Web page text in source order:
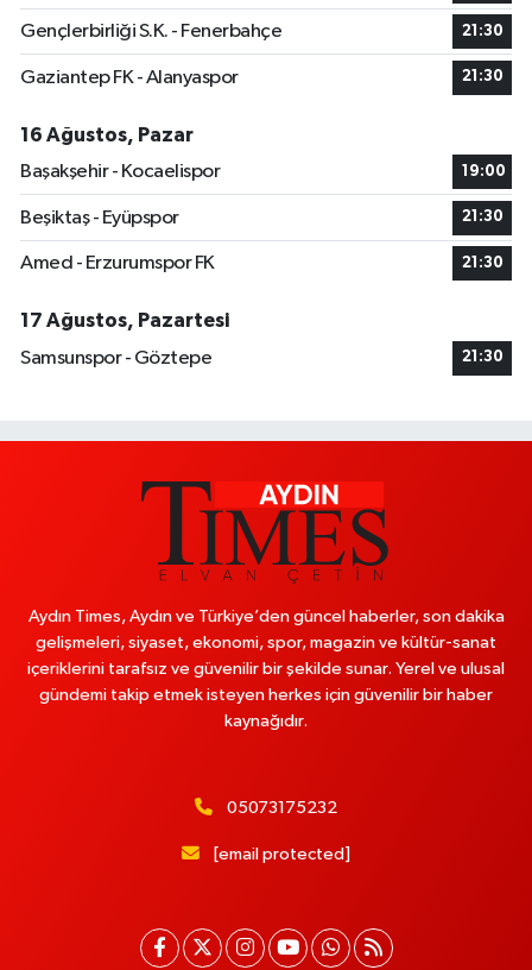
Gençlerbirliği S.K. - Fenerbahçe 21:30
Gaziantep FK - Alanyaspor 21:30
16 Ağustos, Pazar
Başakşehir - Kocaelispor
19:00
Beşiktaş - Eyüpspor 21:30
Amed - Erzurumspor FK 21:30
17 Ağustos, Pazartesi
Samsunspor - Göztepe
21:30
Aydın Times, Aydın ve Türkiye’den güncel haberler, son dakika
gelişmeleri, siyaset, ekonomi, spor, magazin ve kültür-sanat
içeriklerini tarafsız ve güvenilir bir şekilde sunar. Yerel ve ulusal
gündemi takip etmek isteyen herkes için güvenilir bir haber
kaynağıdır.
05073175232
[email protected]